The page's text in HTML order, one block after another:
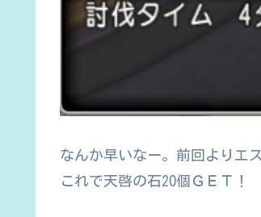
なんか早いなー。前回よりエ
これで天啓の石20個ＧＥＴ！